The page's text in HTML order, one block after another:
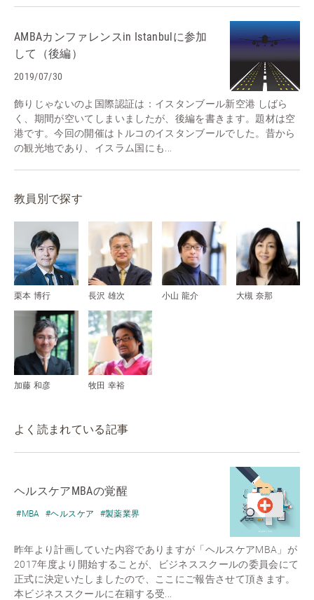
AMBAカンファレンスin Istanbulに参加
して（後編）
2019/07/30
飾りじゃないのよ国際認証は：イスタンブール新空港 しばら
く、期間が空いてしまいましたが、後編を書きます。題材は空
港です。今回の開催はトルコのイスタンブールでした。昔から
の観光地であり、イスラム国にも...
教員別で探す
栗本 博行 長沢 雄次 小山 龍介 大槻 奈那
加藤 和彦 牧田 幸裕
よく読まれている記事
ヘルスケアMBAの覚醒
#MBA #ヘルスケア #製薬業界
昨年より計画していた内容でありますが「ヘルスケアMBA」が
2017年度より開始することが、ビジネススクールの委員会にて
正式に決定いたしましたので、ここにご報告させて頂きます。
本ビジネススクールに在籍する受...